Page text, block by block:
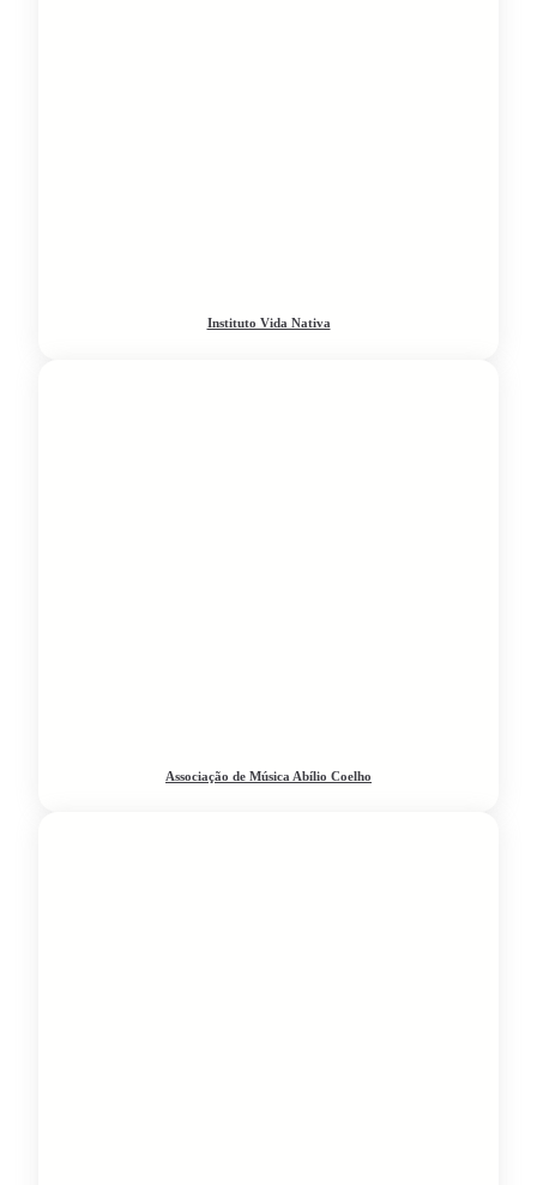
Instituto Vida Nativa
Associação de Música Abílio Coelho